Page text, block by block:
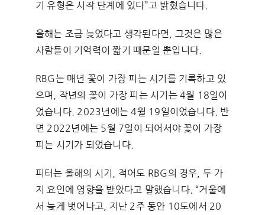
기 유형은 시작 단계에 있다”고 밝혔습니다.
올해는 조금 늦었다고 생각된다면, 그것은 많은
사람들이 기억력이 짧기 때문일 뿐입니다.
RBG는 매년 꽃이 가장 피는 시기를 기록하고 있
으며, 작년의 꽃이 가장 피는 시기는 4월 18일이
었습니다. 2023년에는 4월 19일이었습니다. 반
면 2022년에는 5월 7일이 되어서야 꽃이 가장
피는 시기가 되었습니다.
피터는 올해의 시기, 적어도 RBG의 경우, 두 가
지 요인에 영향을 받았다고 말했습니다. “겨울에
서 늦게 벗어나고, 지난 2주 동안 10도에서 20